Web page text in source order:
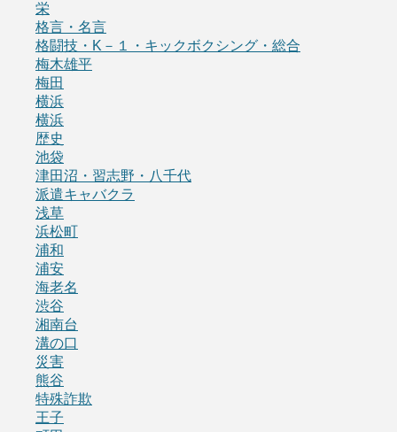
栄
格言・名言
格闘技・K－１・キックボクシング・総合
梅木雄平
梅田
横浜
横浜
歴史
池袋
津田沼・習志野・八千代
派遣キャバクラ
浅草
浜松町
浦和
浦安
海老名
渋谷
湘南台
溝の口
災害
熊谷
特殊詐欺
王子